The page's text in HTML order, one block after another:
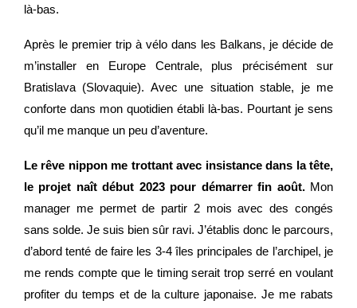
là-bas.
Après le premier trip à vélo dans les Balkans, je décide de
m’installer en Europe Centrale, plus précisément sur
Bratislava (Slovaquie). Avec une situation stable, je me
conforte dans mon quotidien établi là-bas. Pourtant je sens
qu’il me manque un peu d’aventure.
Le rêve nippon me trottant avec insistance dans la tête,
le projet naît début 2023 pour démarrer fin août.Mon
manager me permet de partir 2 mois avec des congés
sans solde. Je suis bien sûr ravi. J’établis donc le parcours,
d’abord tenté de faire les 3-4 îles principales de l’archipel, je
me rends compte que le timing serait trop serré en voulant
profiter du temps et de la culture japonaise. Je me rabats